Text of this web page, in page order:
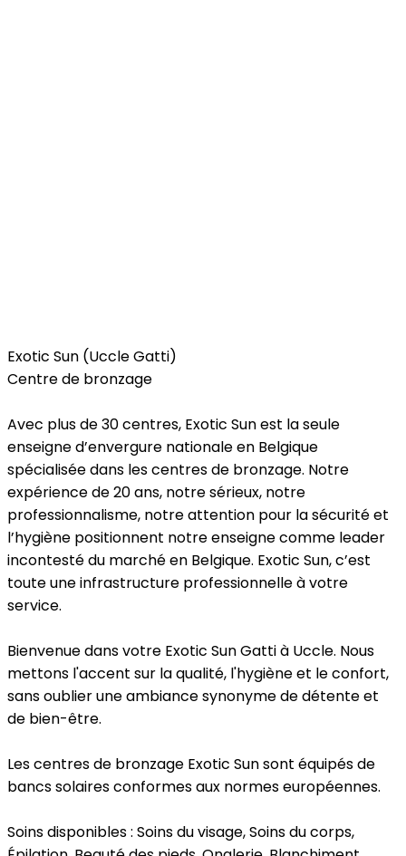
Exotic Sun (Uccle Gatti)
Centre de bronzage
Avec plus de 30 centres, Exotic Sun est la seule
enseigne d’envergure nationale en Belgique
spécialisée dans les centres de bronzage. Notre
expérience de 20 ans, notre sérieux, notre
professionnalisme, notre attention pour la sécurité et
l’hygiène positionnent notre enseigne comme leader
incontesté du marché en Belgique. Exotic Sun, c’est
toute une infrastructure professionnelle à votre
service.
Bienvenue dans votre Exotic Sun Gatti à Uccle. Nous
mettons l'accent sur la qualité, l'hygiène et le confort,
sans oublier une ambiance synonyme de détente et
de bien-être.
Les centres de bronzage Exotic Sun sont équipés de
bancs solaires conformes aux normes européennes.
Soins disponibles : Soins du visage, Soins du corps,